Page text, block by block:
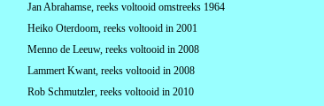
Jan Abrahamse, reeks voltooid omstreeks 1964
Heiko Oterdoom, reeks voltooid in 2001
Menno de Leeuw, reeks voltooid in 2008
Lammert Kwant, reeks voltooid in 2008
Rob Schmutzler, reeks voltooid in 2010